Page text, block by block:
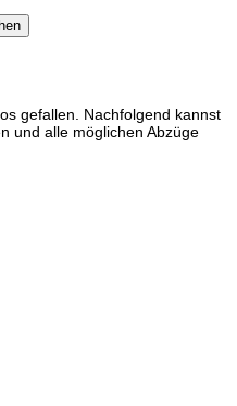
gefallen. Nachfolgend kannst
und alle möglichen Abzüge